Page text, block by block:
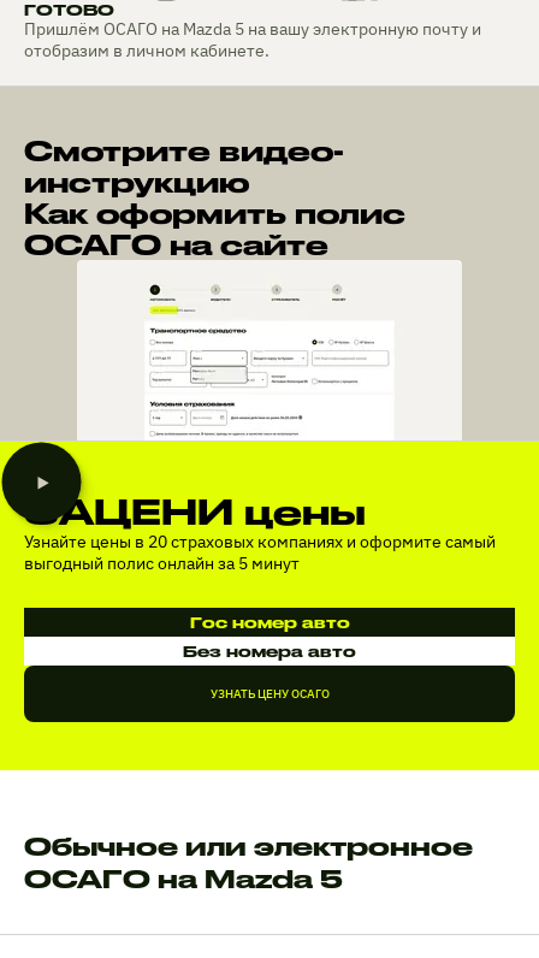
ГОТОВО
Пришлём ОСАГО на Mazda 5 на вашу электронную почту и
отобразим в личном кабинете.
Смотрите видео-
инструкцию
Как оформить полис
ОСАГО на сайте
ЗАЦЕНИ цены
Узнайте цены в 20 страховых компаниях и оформите самый
выгодный полис онлайн за 5 минут
Гос номер авто
Без номера авто
УЗНАТЬ ЦЕНУ ОСАГО
Обычное или электронное
ОСАГО на Mazda 5